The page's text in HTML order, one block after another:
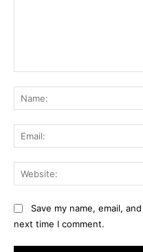
Save my name, email,
next time I comment.